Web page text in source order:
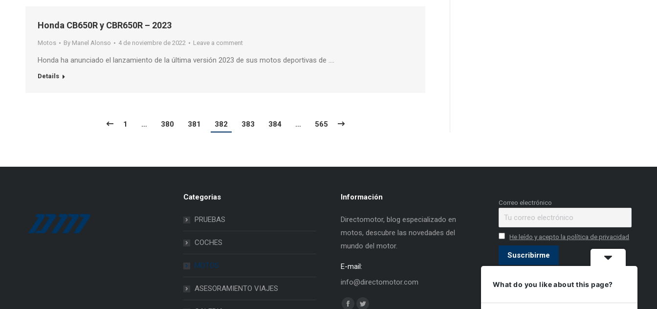
Honda CB650R y CBR650R – 2023
Motos By Manel Alonso 4 de noviembre de 2022 Leave a comment
Honda ha anunciado el lanzamiento de la última versión 2023 de sus motos deportivas de ….
Details
1 … 380 381 382 383 384 … 565
Categorias
PRUEBAS
COCHES
MOTOS
ASESORAMIENTO VIAJES
Información
Directomotor, blog especializado en
motos, descubre las novedades del
mundo del motor.
E-mail:
info@directomotor.com
Find us on:
Correo electrónico
He leído y acepto la política de privacidad
What do you like about this page?